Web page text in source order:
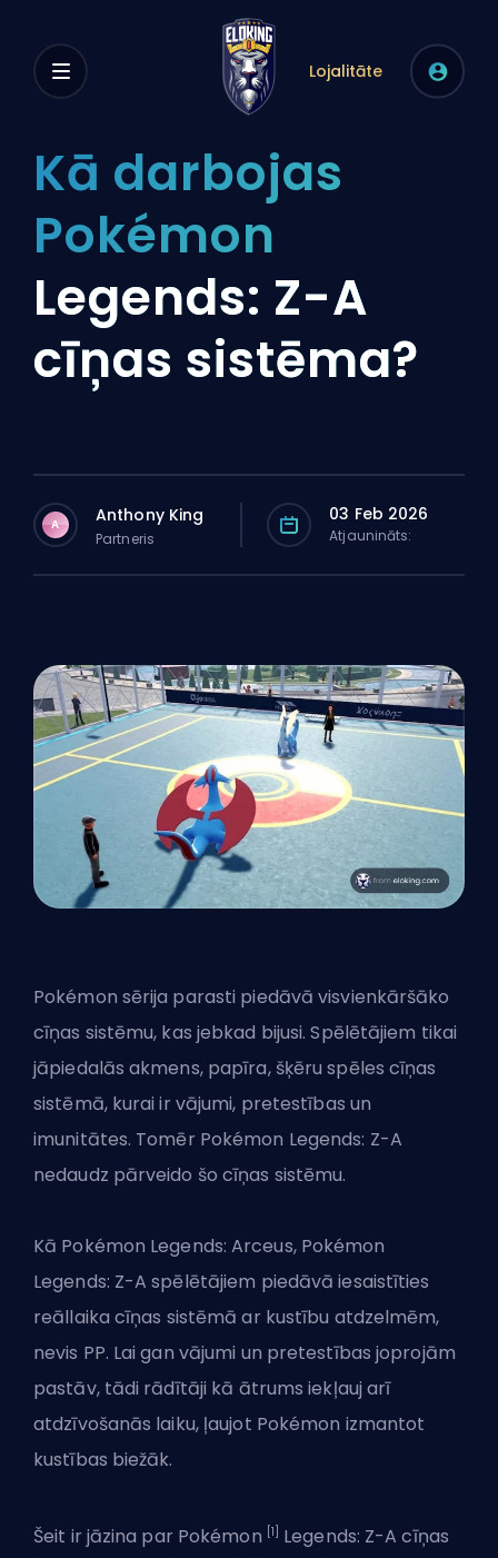
Lojalitāte
Kā darbojas
Pokémon
Legends: Z-A
cīņas sistēma?
A Anthony King
Partneris
03 Feb 2026
Atjaunināts:
Pokémon sērija parasti piedāvā visvienkāršāko
cīņas sistēmu, kas jebkad bijusi. Spēlētājiem tikai
jāpiedalās akmens, papīra, šķēru spēles cīņas
sistēmā, kurai ir vājumi, pretestības un
imunitātes. Tomēr Pokémon Legends: Z-A
nedaudz pārveido šo cīņas sistēmu.
Kā Pokémon Legends: Arceus, Pokémon
Legends: Z-A spēlētājiem piedāvā iesaistīties
reāllaika cīņas sistēmā ar kustību atdzelmēm,
nevis PP. Lai gan vājumi un pretestības joprojām
pastāv, tādi rādītāji kā ātrums iekļauj arī
atdzīvošanās laiku, ļaujot Pokémon izmantot
kustības biežāk.
Šeit ir jāzina par Pokémon [1]
Legends: Z-A cīņas